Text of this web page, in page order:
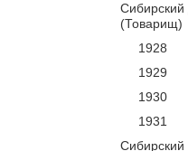
Сибирский
(Товарищ)
1928
1929
1930
1931